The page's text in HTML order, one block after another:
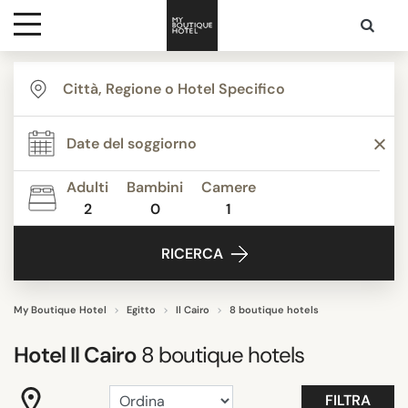
Destinazioni
Ispirazione
Contatti
Adulti
2
Bambini
0
Camere
1
RICERCA
My Boutique Hotel Egitto Il Cairo 8 boutique hotels
HotelIl Cairo 8 boutique hotels
FILTRA
THEMI
Boutique Hotels
Classico contemporaneo
Grand Luxe
Hotel Business
Resort
Ville da Sogno
SERVIZI